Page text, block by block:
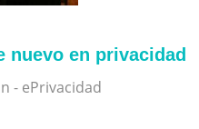
nuevo en privacidad
- ePrivacidad